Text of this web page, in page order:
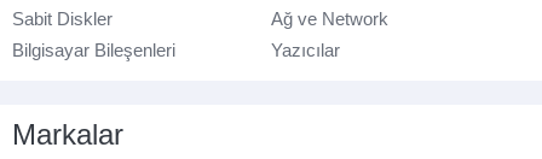
Sabit Diskler
Ağ ve Network
Bilgisayar Bileşenleri
Yazıcılar
Markalar